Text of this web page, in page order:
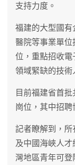
支持力度。
福建的大型國有
醫院等事業單
位，重點招收
領域緊缺的技術
目前福建省首
崗位，其中招聘
記者瞭解到，所
及中國海峽人
灣地區青年可登